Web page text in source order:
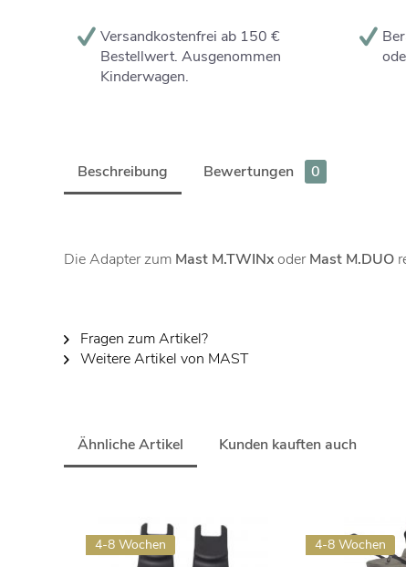
Versandkostenfrei ab 150 €
Bestellwert. Ausgenommen
Kinderwagen.
Beschreibung Bewertungen 0
Die Adapter zum Mast M.TWINxoderMast M.DUO
Fragen zum Artikel?
Weitere Artikel von MAST
Ähnliche Artikel Kunden kauften auch
4-8 Wochen 4-8 Wochen